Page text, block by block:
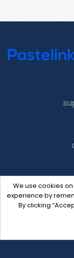
We use cookies
experience by
By clicking